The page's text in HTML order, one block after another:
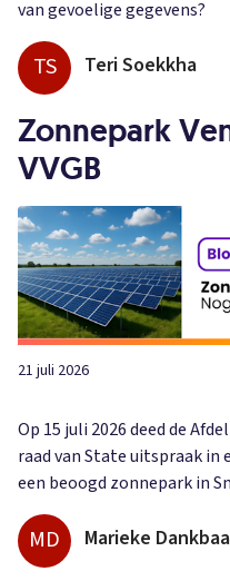
van gevoelige gegevens?
TS Teri Soekkha
Zonnepark
VVGB
21 juli 2026
Op 15 juli 2026 deed de
raad van State uitspraak
een beoogd zonnepark in
MD Marieke